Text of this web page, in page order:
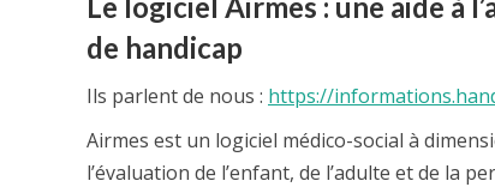
de handicap
Ils parlent de nous : https://
Airmes est un logiciel médico-social à
l’évaluation de l’enfant, de l’adulte et de la